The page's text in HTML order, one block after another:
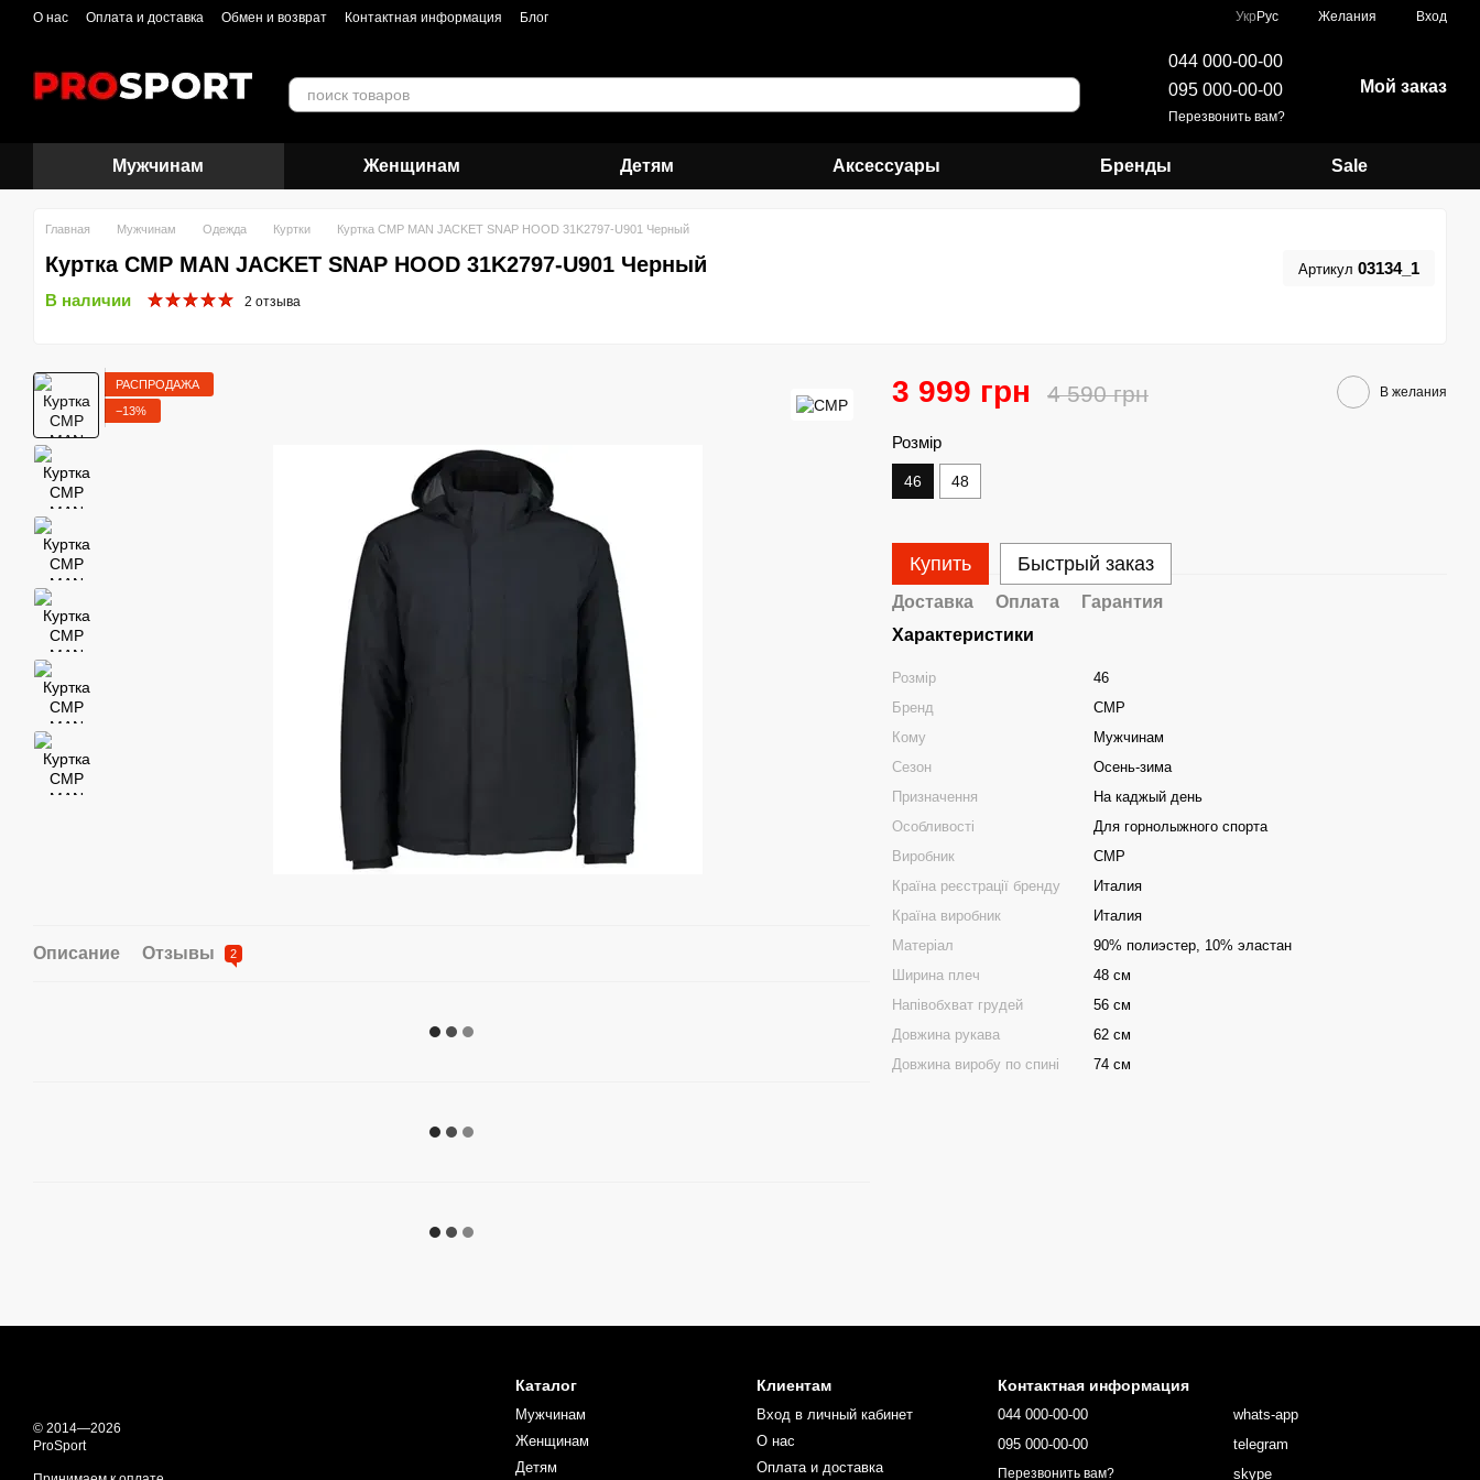
Перейти к основному контенту
О нас Оплата и доставка Обмен и возврат Контактная информация Блог Укр Рус Желания Вход
044 000-00-00
095 000-00-00
Перезвонить вам?
Мой заказ
Мужчинам Женщинам Детям Аксессуары Бренды Sale
Главная Мужчинам Одежда Куртки Куртка CMP MAN JACKET SNAP HOOD 31K2797-U901 Черный
Куртка CMP MAN JACKET SNAP HOOD 31K2797-U901 Черный Артикул 03134_1
В наличии
2 отзыва
РАСПРОДАЖА
−13%
Описание Отзывы 2
3 999 грн 4 590 грн В желания
Розмір
46 48
Купить Быстрый заказ
Доставка Оплата
Гарантия
Характеристики
Розмір
46
Бренд
CMP
Кому
Мужчинам
Сезон
Осень-зима
Призначення
На каджый день
Особливості
Для горнолыжного спорта
Виробник
CMP
Країна реєстрації бренду
Италия
Країна виробник
Италия
Матеріал
90% полиэстер, 10% эластан
Ширина плеч
48 см
Напівобхват грудей
56 см
Довжина рукава
62 см
Довжина виробу по спині
74 см
© 2014—2026
ProSport
Каталог
Мужчинам
Женщинам
Детям
Клиентам
Вход в личный кабинет
О нас
Оплата и доставка
Контактная информация
044 000-00-00
095 000-00-00
Перезвонить вам?
whats-app
telegram
skype